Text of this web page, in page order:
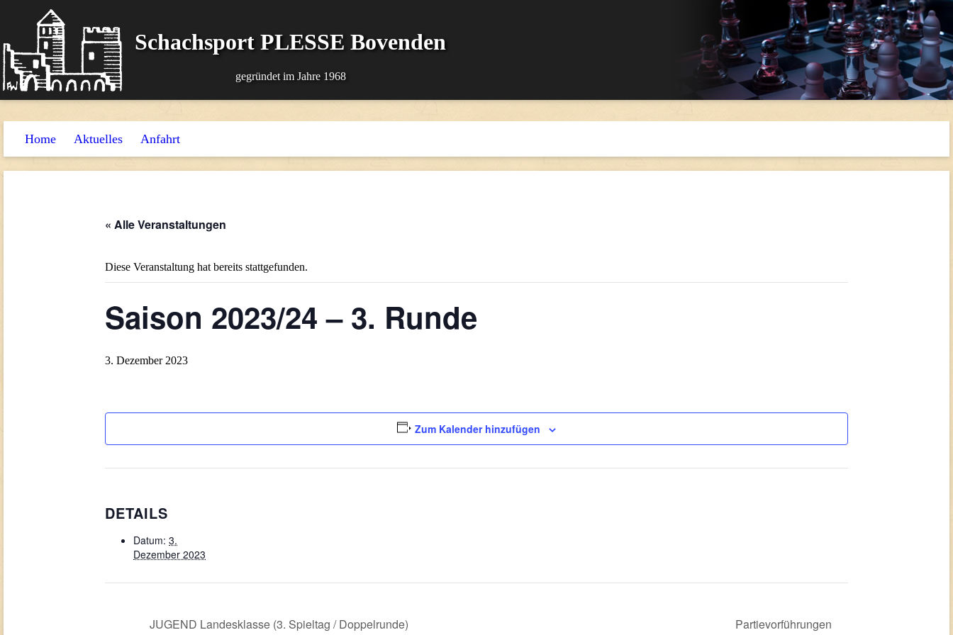
Schachsport PLESSE Bovenden
gegründet im Jahre 1968
Home Aktuelles Anfahrt
« Alle Veranstaltungen
Diese Veranstaltung hat bereits stattgefunden.
Saison 2023/24 – 3. Runde
3. Dezember 2023
Zum Kalender hinzufügen
DETAILS
Datum: 3.
Dezember 2023
JUGEND Landesklasse (3. Spieltag / Doppelrunde) Partievorführungen